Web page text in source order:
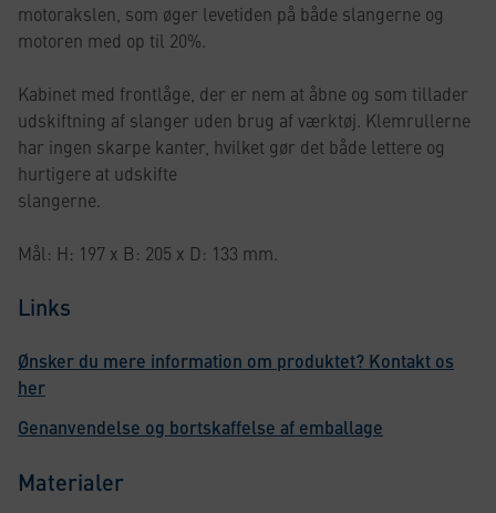
motorakslen, som øger levetiden på både slangerne og
motoren med op til 20%.
Kabinet med frontlåge, der er nem at åbne og som tillader
udskiftning af slanger uden brug af værktøj. Klemrullerne
har ingen skarpe kanter, hvilket gør det både lettere og
hurtigere at udskifte
slangerne.
Mål: H: 197 x B: 205 x D: 133 mm.
Links
Ønsker du mere information om produktet? Kontakt os
her
Genanvendelse og bortskaffelse af emballage
Materialer